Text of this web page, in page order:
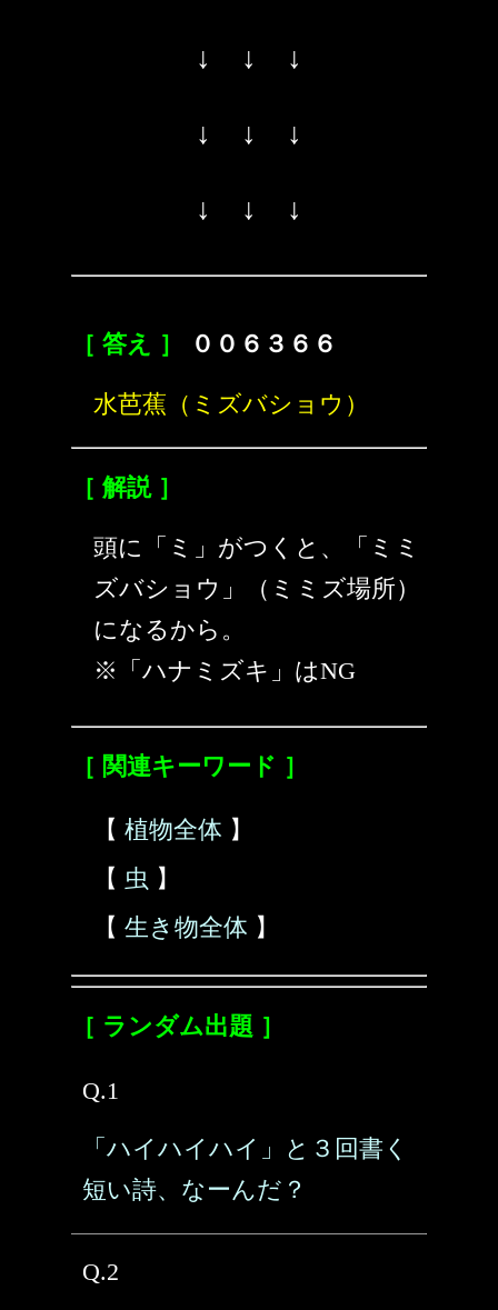
↓ ↓ ↓
↓ ↓ ↓
↓ ↓ ↓
［ 答え ］ ００６３６６
水芭蕉（ミズバショウ）
［ 解説 ］
頭に「ミ」がつくと、「ミミ
ズバショウ」（ミミズ場所）
になるから。
※「ハナミズキ」はNG
［ 関連キーワード ］
【 植物全体 】
【 虫 】
【 生き物全体 】
［ ランダム出題 ］
Q.1
「ハイハイハイ」と３回書く
短い詩、なーんだ？
Q.2